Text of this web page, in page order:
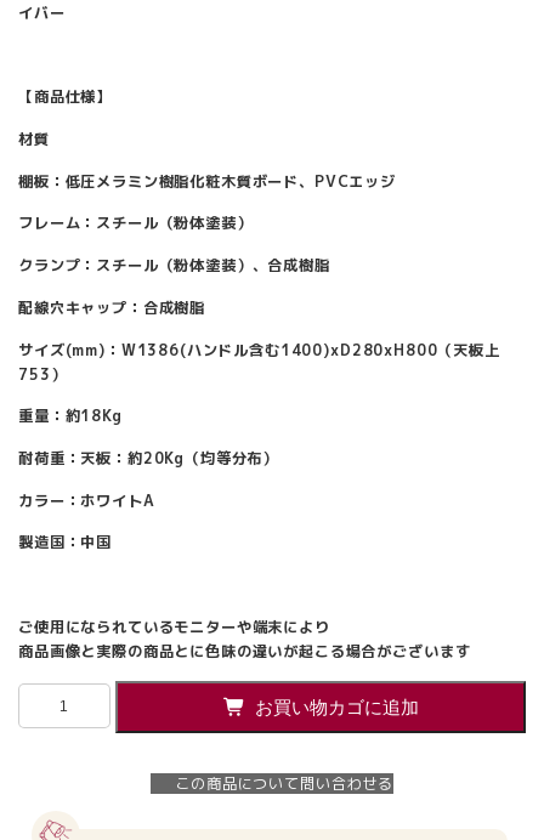
イバー
【商品仕様】
材質
棚板：低圧メラミン樹脂化粧木質ボード、PVCエッジ
フレーム：スチール（粉体塗装）
クランプ：スチール（粉体塗装）、合成樹脂
配線穴キャップ：合成樹脂
サイズ(mm)：W1386(ハンドル含む1400)xD280xH800（天板上
753）
重量：約18Kg
耐荷重：天板：約20Kg（均等分布）
カラー：ホワイトA
製造国：中国
ご使用になられているモニターや端末により
商品画像と実際の商品とに色味の違いが起こる場合がございます
【法
お買い物カゴに追加
この商品について問い合わせる